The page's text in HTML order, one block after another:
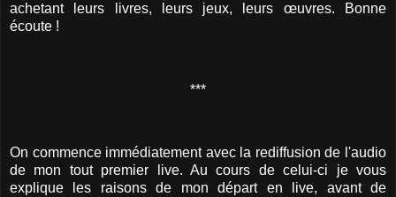
achetant leurs livres, leurs jeux, leurs œuvres. Bonne
écoute !
***
On commence immédiatement avec la rediffusion de l'audio
de mon tout premier live. Au cours de celui-ci je vous
explique les raisons de mon départ en live, avant de